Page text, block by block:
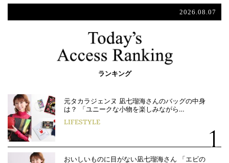
2026.08.07
ランキング
元タカラジェンヌ 凪七瑠海さんのバッグの中身
は？ 「ユニークな小物を楽しみながら…
LIFESTYLE
おいしいものに目がない凪七瑠海さん 「エビの